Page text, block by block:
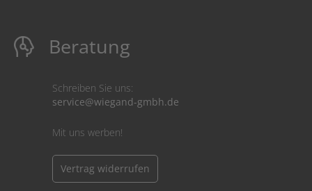
Beratung
Schreiben Sie uns:
service@wiegand-gmbh.de
Mit uns werben!
Vertrag widerrufen